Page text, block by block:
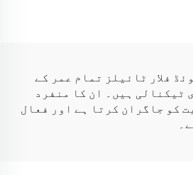
فلار ٹائیلز تمام عمر کے
ٹیکنالی ہیں۔ ان کا منفرد
کو جاگران کرتا ہے اور فعال